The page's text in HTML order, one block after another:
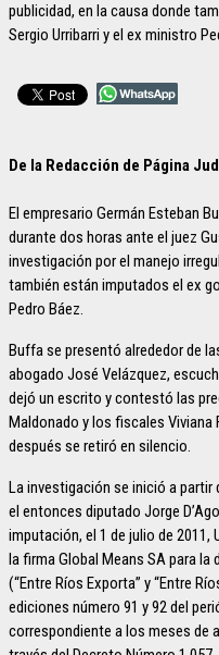
publicidad, en la causa donde
Sergio Urribarri y el ex ministro
De la Redacción de Página
El empresario Germán Esteban
durante dos horas ante el juez
investigación por el manejo
también están imputados el ex
Pedro Báez.
Buffa se presentó alrededor de
abogado José Velázquez,
dejó un escrito y contestó las
Maldonado y los fiscales Viviana
después se retiró en silencio.
La investigación se inició a partir
el entonces diputado Jorge
imputación, el 1 de julio de
la firma Global Means SA para
(“Entre Ríos Exporta” y “Entre
ediciones número 91 y 92 del
correspondiente a los meses de